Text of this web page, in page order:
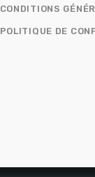
CONDITIONS
POLITIQUE DE